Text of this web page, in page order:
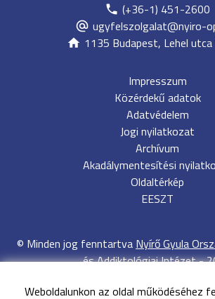
Weboldalunkon az oldal működéséhez
(+36-1) 451-2600
ugyfelszolgalat@nyiro-
1135 Budapest, Lehel
Impresszum
Közérdekű adatok
Adatvédelem
Jogi nyilatkozat
Archívum
Akadálymentesítési
Oldaltérkép
EESZT
© Minden jog fenntartva Nyírő Gyula
és Addiktológiai Intézet-